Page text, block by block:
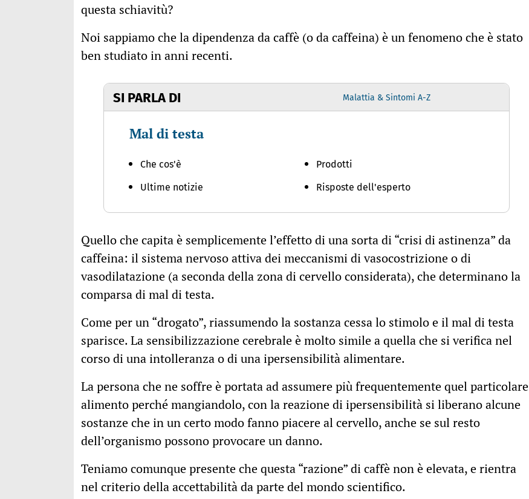
questa schiavitù?
Noi sappiamo che la dipendenza da caffè (o da caffeina) è un fenomeno che è stato
ben studiato in anni recenti.
SI PARLA DI Malattia & Sintomi A-Z
Mal di testa
Che cos'è
Ultime notizie
Prodotti
Risposte dell'esperto
Quello che capita è semplicemente l’effetto di una sorta di “crisi di astinenza” da
caffeina: il sistema nervoso attiva dei meccanismi di vasocostrizione o di
vasodilatazione (a seconda della zona di cervello considerata), che determinano la
comparsa di mal di testa.
Come per un “drogato”, riassumendo la sostanza cessa lo stimolo e il mal di testa
sparisce. La sensibilizzazione cerebrale è molto simile a quella che si verifica nel
corso di una intolleranza o di una ipersensibilità alimentare.
La persona che ne soffre è portata ad assumere più frequentemente quel particolare
alimento perché mangiandolo, con la reazione di ipersensibilità si liberano alcune
sostanze che in un certo modo fanno piacere al cervello, anche se sul resto
dell’organismo possono provocare un danno.
Teniamo comunque presente che questa “razione” di caffè non è elevata, e rientra
nel criterio della accettabilità da parte del mondo scientifico.